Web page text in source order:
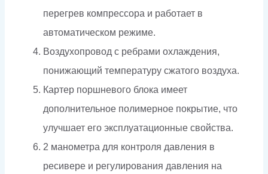
перегрев компрессора и работает в
автоматическом режиме.
Воздухопровод с ребрами охлаждения,
понижающий температуру сжатого воздуха.
Картер поршневого блока имеет
дополнительное полимерное покрытие, что
улучшает его эксплуатационные свойства.
2 манометра для контроля давления в
ресивере и регулирования давления на